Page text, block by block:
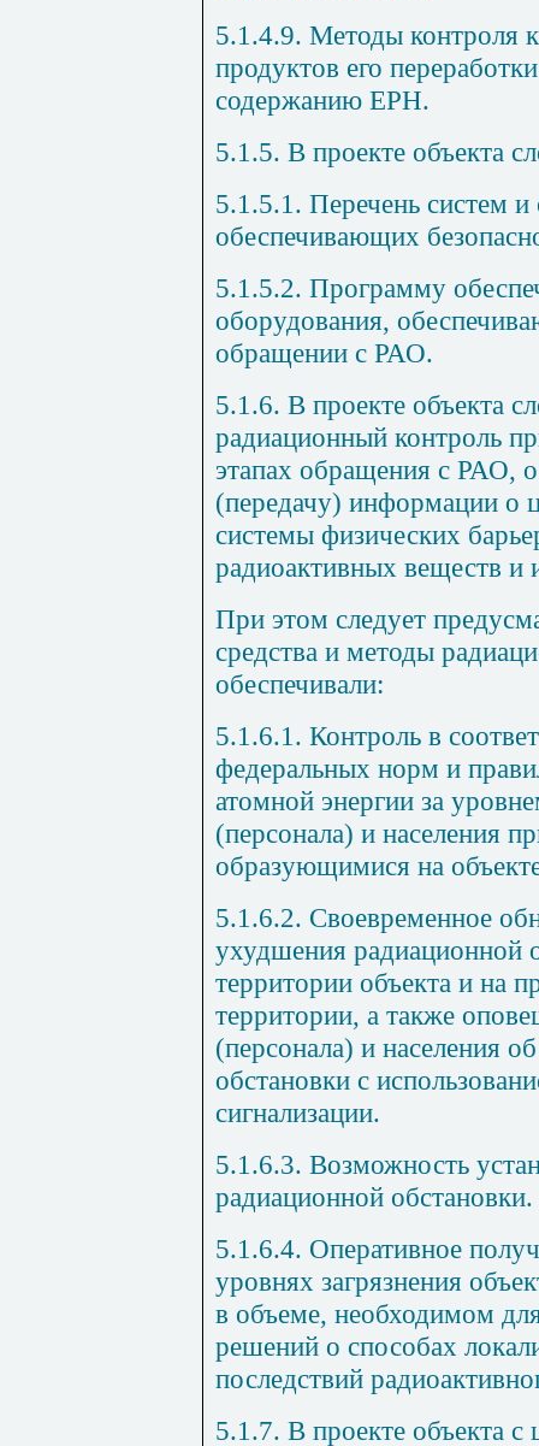
5.1.4.9. Методы контроля
продуктов его
содержанию ЕРН.
5.1.5. В проекте объекта
5.1.5.1. Перечень систем
обеспечивающих
5.1.5.2. Программу
оборудования,
обращении с РАО.
5.1.6. В проекте объекта
радиационный контроль
этапах обращения с РАО,
(передачу) информации о
системы физических
радиоактивных веществ и
При этом следует
средства и методы
обеспечивали:
5.1.6.1. Контроль в
федеральных норм и
атомной энергии за
(персонала) и населения
образующимися на
5.1.6.2. Своевременное
ухудшения радиационной
территории объекта и на
территории, а также
(персонала) и населения
обстановки с
сигнализации.
5.1.6.3. Возможность
радиационной обстановки.
5.1.6.4. Оперативное
уровнях загрязнения
в объеме, необходимом
решений о способах
последствий
5.1.7. В проекте объекта